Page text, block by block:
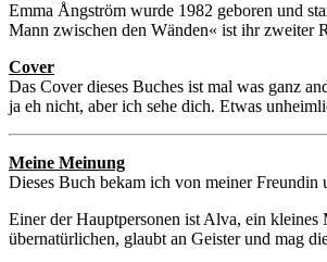
Emma Ångström wurde 1982 geboren und
Mann zwischen den Wänden« ist ihr zweiter
Cover
Das Cover dieses Buches ist mal was ganz
ja eh nicht, aber ich sehe dich. Etwas
Meine Meinung
Dieses Buch bekam ich von meiner Freundin
Einer der Hauptpersonen ist Alva, ein
übernatürlichen, glaubt an Geister und mag